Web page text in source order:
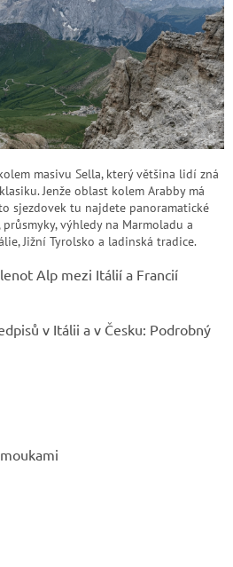
masivu Sella, který většina lidí zná
Jenže oblast kolem Arabby má
sjezdovek tu najdete panoramatické
výhledy na Marmoladu a
Jižní Tyrolsko a ladinská tradice.
Alp mezi Itálií a Francií
v Itálii a v Česku: Podrobný